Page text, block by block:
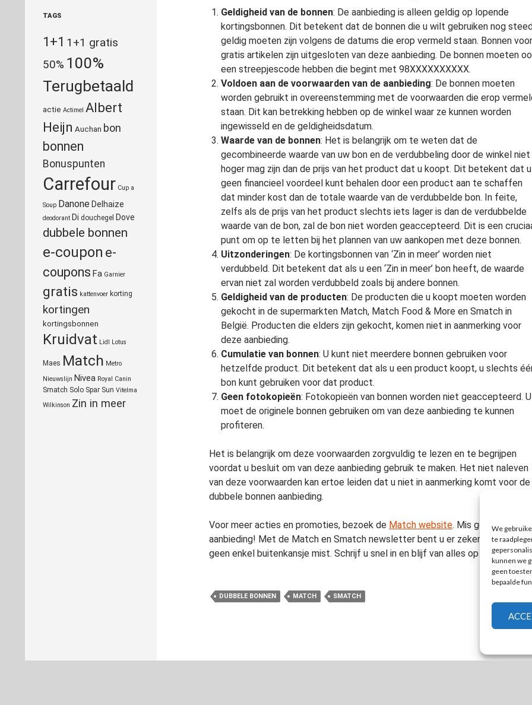
We
te
kunnen we
geen
bepaalde
Geldigheid van de bonnen: De aanbieding is alleen geldig op lopende
kortingsbonnen. Dit betekent dat de bonnen die u wilt gebruiken nog
geldig moeten zijn volgens de datums die erop vermeld staan. Bonnen voor
gratis artikelen zijn uitgesloten van deze aanbieding. De bonnen moeten
een streepjescode hebben die begint met 98XXXXXXXXXX.
Voldoen aan de voorwaarden van de aanbieding: De bonnen moeten
worden gebruikt in overeenstemming met de voorwaarden die erop
staan. Dit kan betrekking hebben op de winkel waar ze kunnen worden
ingewisseld en de geldigheidsdatum.
Waarde van de bonnen: Het is belangrijk om te weten dat de
gecombineerde waarde van uw bon en de verdubbeling door de winkel niet
hoger mag zijn dan de prijs van het product dat u koopt. Dit betekent dat u
geen financieel voordeel kunt behalen door een product aan te schaffen
dat minder kost dan de totale waarde van de verdubbelde bon. In feite,
zelfs als de prijs van het product slechts iets lager is dan de verdubbelde
waarde van de bon, zal de bon niet worden geaccepteerd. Dit is een
punt om op te letten bij het plannen van uw aankopen met deze bonnen.
Uitzonderingen: De kortingsbonnen van ‘Zin in meer’ worden niet
verdubbeld. Dit betekent dat als u een ‘Zin in meer’ bon heeft, de waarde
ervan niet zal worden verdubbeld zoals bij andere bonnen.
Geldigheid van de producten: De producten die u koopt moeten worden
gekocht in de supermarkten Match, Match Food & More en Smatch in
België. Producten die elders zijn gekocht, komen niet in aanmerking voor
deze aanbieding.
Cumulatie van bonnen: U kunt niet meerdere bonnen gebruiken voor
hetzelfde product. Dit betekent dat als u een product koopt, u slechts
bon kunt gebruiken voor dat product.
Geen fotokopieën: Fotokopieën van bonnen worden niet geaccepteerd. U
moet de originele bonnen gebruiken om van deze aanbieding te kunnen
profiteren.
Het is belangrijk om deze voorwaarden zorgvuldig te lezen en te begrijpen
voordat u besluit om van deze aanbieding gebruik te maken. Het niet naleven
van deze voorwaarden kan ertoe leiden dat u niet in aanmerking komt voor de
dubbele bonnen aanbieding.
Voor meer acties en promoties, bezoek de Match website. Mis geen enkele
aanbieding! Met de Match en Smatch newsletter bent u er zeker van dat u
geen enkel buitenkansje mist. Schrijf u snel in en blijf van alles op de hoogte.
DUBBELE BONNEN MATCH SMATCH
TAGS
1+1 1+1 gratis
50% 100%
Terugbetaald
actie Actimel Albert
Heijn Auchan bon
bonnen
Bonuspunten
Carrefour Cup a
Soup Danone Delhaize
deodorant Di douchegel Dove
dubbele bonnen
e-coupon e-
coupons Fa Garnier
gratis kattenvoer korting
kortingen
kortingsbonnen
Kruidvat Lidl Lotus
Maes Match Metro
Nieuwslijn Nivea Royal Canin
Smatch Solo Spar Sun Vitelma
Wilkinson Zin in meer